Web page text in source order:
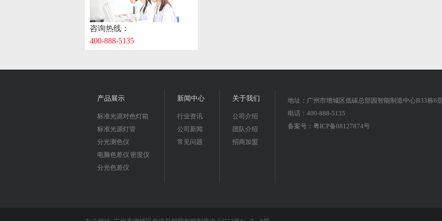
咨询热线：
400-888-5135
产品展示
标准光源对色灯箱
标准光源灯管
分光测色仪
电脑色差仪 密度仪
分光色差仪
新闻中心
行业资讯
公司新闻
常见问题
关于我们
公司介绍
团队介绍
招商加盟
地址：广州市增城区低碳总部园智能制造中心B33栋6
电话：400-888-5135
备案号： 粤ICP备08127874号